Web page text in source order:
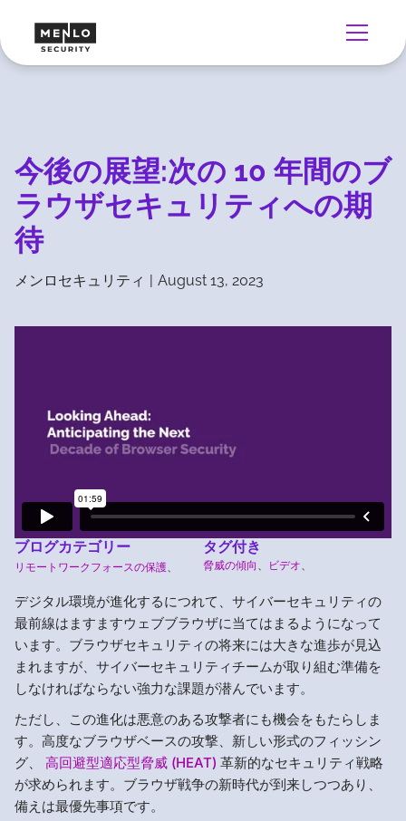
今後の展望:次の 10 年間のブ
ラウザセキュリティへの期
待
メンロセキュリティ | August 13, 2023
ブログカテゴリー
リモートワークフォースの保護、
タグ付き
脅威の傾向 、 ビデオ、
デジタル環境が進化するにつれて、サイバーセキュリティの
最前線はますますウェブブラウザに当てはまるようになって
います。ブラウザセキュリティの将来には大きな進歩が見込
まれますが、サイバーセキュリティチームが取り組む準備を
しなければならない強力な課題が潜んでいます。
ただし、この進化は悪意のある攻撃者にも機会をもたらしま
す。高度なブラウザベースの攻撃、新しい形式のフィッシン
グ、 高回避型適応型脅威 (HEAT) 革新的なセキュリティ戦略
が求められます。ブラウザ戦争の新時代が到来しつつあり、
備えは最優先事項です。